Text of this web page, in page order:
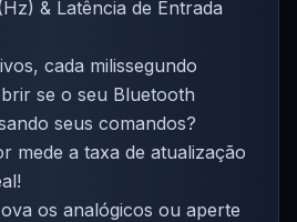
& Latência de Entrada
cada milissegundo
se o seu Bluetooth
seus comandos?
mede a taxa de atualização
os analógicos ou aperte